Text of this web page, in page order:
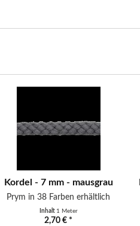
Kordel - 7 mm - mausgrau
Prym in 38 Farben erhältlich
Inhalt 1 Meter
2,70 € *